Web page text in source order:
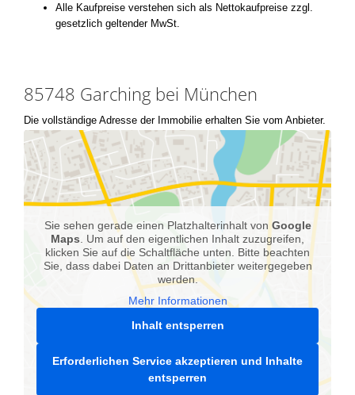
Alle Kaufpreise verstehen sich als Nettokaufpreise zzgl.
gesetzlich geltender MwSt.
85748 Garching bei München
Die vollständige Adresse der Immobilie erhalten Sie vom Anbieter.
Sie sehen gerade einen Platzhalterinhalt von Google
Maps . Um auf den eigentlichen Inhalt zuzugreifen,
klicken Sie auf die Schaltfläche unten. Bitte beachten
Sie, dass dabei Daten an Drittanbieter weitergegeben
werden.
Mehr Informationen
Inhalt entsperren
Erforderlichen Service akzeptieren und Inhalte
entsperren